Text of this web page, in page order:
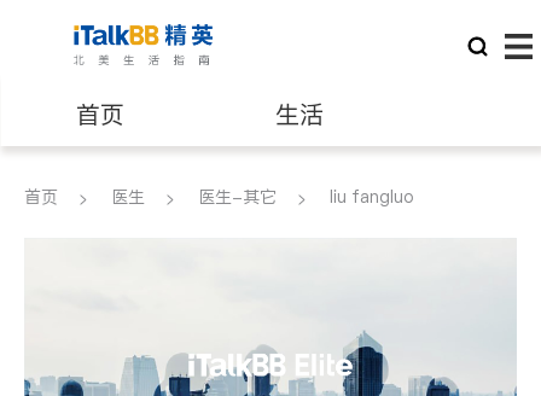
首页 生活
医生 律师
首页 医生 医生-其它 liu fangluo